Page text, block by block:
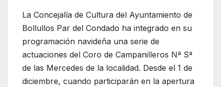
La Concejalía de Cultura del Ayuntamiento de
Bollullos Par del Condado ha integrado en su
programación navideña una serie de
actuaciones del Coro de Campanilleros Nª Sª
de las Mercedes de la localidad. Desde el 1 de
diciembre, cuando participarán en la apertura